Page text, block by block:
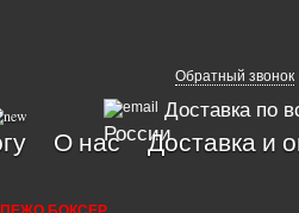
Обратный звонок
Доставка по
России
О нас Доставка и